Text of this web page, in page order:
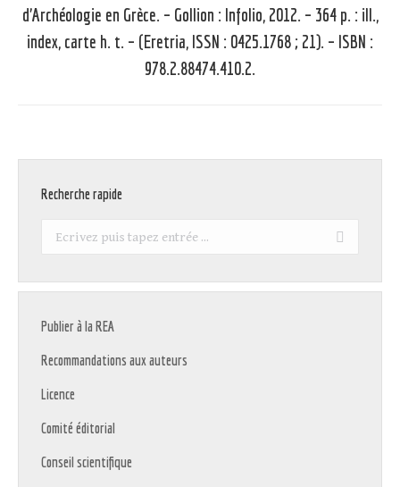
Article
suivant
:
d’Archéologie en Grèce. – Gollion : Infolio, 2012. – 364 p. : ill.,
index, carte h. t. – (Eretria, ISSN : 0425.1768 ; 21). – ISBN :
978.2.88474.410.2.
Recherche rapide
Recherche
Publier à la REA
Recommandations aux auteurs
Licence
Comité éditorial
Conseil scientifique